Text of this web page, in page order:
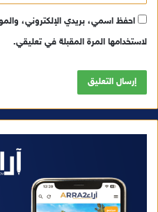
احفظ اسمي، بريدي الإلكتروني،
لاستخدامها المرة المقبلة في تعليقي.